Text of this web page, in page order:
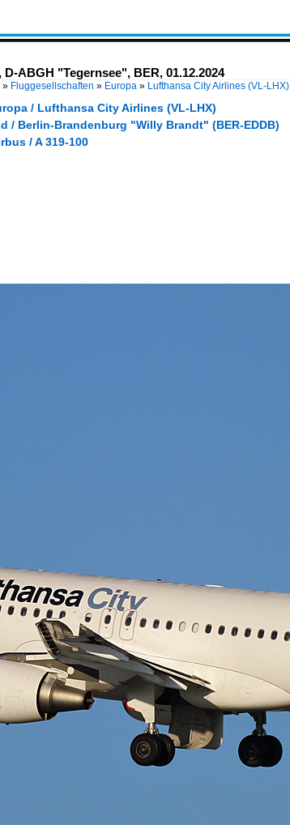
ABGH "Tegernsee", BER, 01.12.2024
» Fluggesellschaften » Europa » Lufthansa City Airlines (VL-LHX)
/ Lufthansa City Airlines (VL-LHX)
/ Berlin-Brandenburg "Willy Brandt" (BER-EDDB)
/ A 319-100